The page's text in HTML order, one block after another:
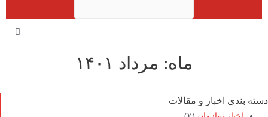
ماه: مرداد ۱۴۰۱
دسته بندی اخبار و مقالات